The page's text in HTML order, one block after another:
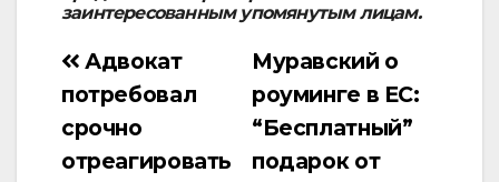
заинтересованным упомянутым лицам.
Навигация
по
Муравский о
роуминге в ЕС:
“Бесплатный”
подарок от
Адвокат
потребовал
срочно
отреагировать